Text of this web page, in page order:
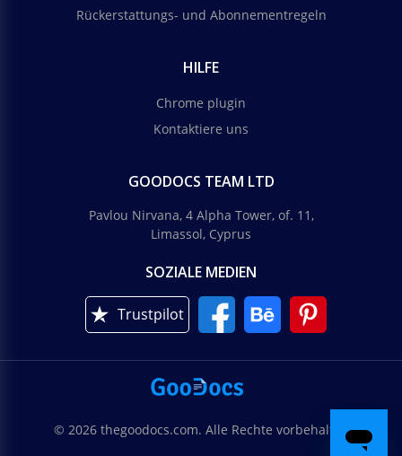
Rückerstattungs- und Abonnementregeln
HILFE
Chrome plugin
Kontaktiere uns
GOODOCS TEAM LTD
Pavlou Nirvana, 4 Alpha Tower, of. 11,
Limassol, Cyprus
SOZIALE MEDIEN
Trustpilot
© 2026 thegoodocs.com. Alle Rechte vorbehalten